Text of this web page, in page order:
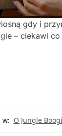
gdy i
– ciekawi
w: O Jungle